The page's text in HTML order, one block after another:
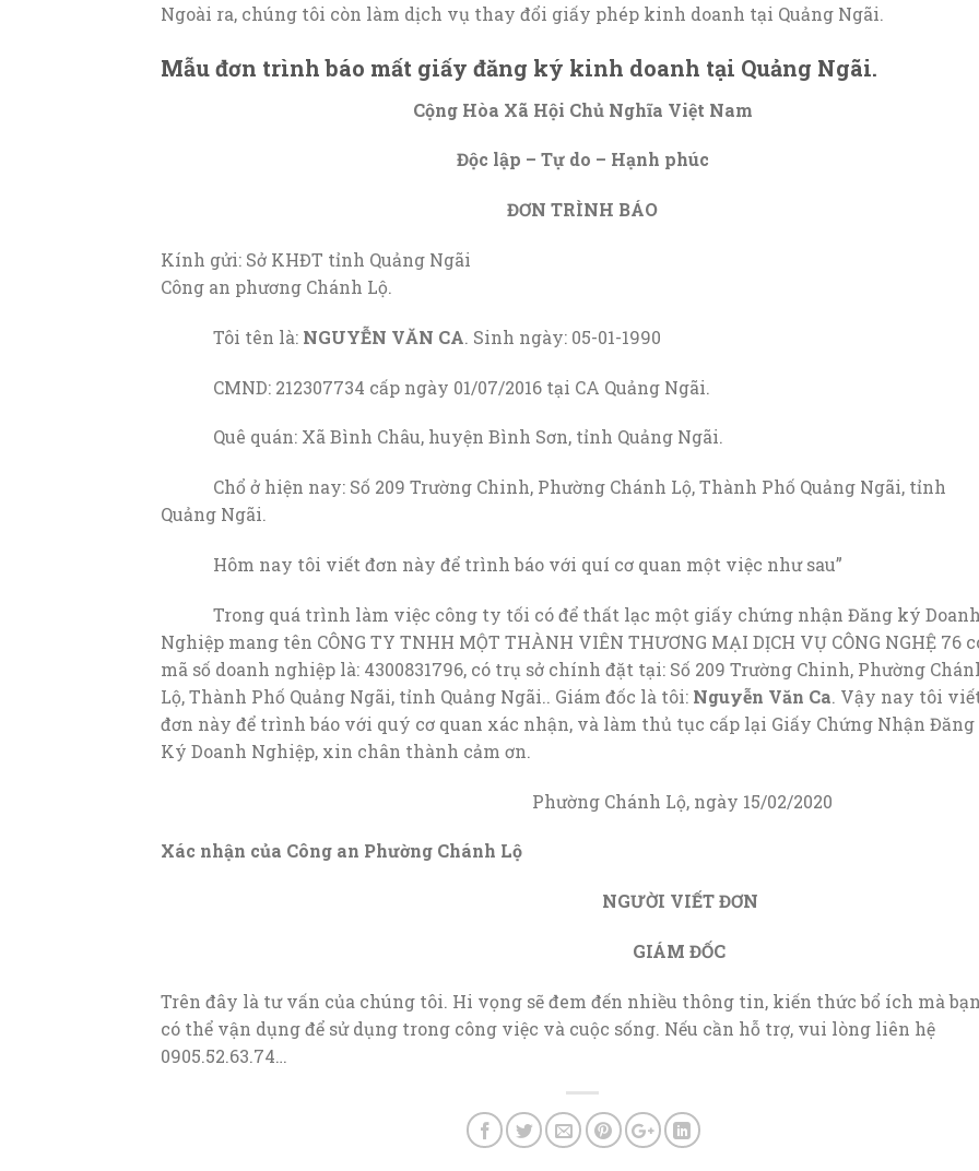
Ngoài ra, chúng tôi còn làm dịch vụ thay đổi giấy phép kinh doanh tại Quảng Ngãi.
Mẫu đơn trình báo mất giấy đăng ký kinh doanh tại Quảng Ngãi.
Cộng Hòa Xã Hội Chủ Nghĩa Việt Nam
Độc lập – Tự do – Hạnh phúc
ĐƠN TRÌNH BÁO
Kính gửi: Sở KHĐT tỉnh Quảng Ngãi
Công an phương Chánh Lộ.
Tôi tên là: NGUYỄN VĂN CA. Sinh ngày: 05-01-1990
CMND: 212307734 cấp ngày 01/07/2016 tại CA Quảng Ngãi.
Quê quán: Xã Bình Châu, huyện Bình Sơn, tỉnh Quảng Ngãi.
Chổ ở hiện nay: Số 209 Trường Chinh, Phường Chánh Lộ, Thành Phố Quảng Ngãi, tỉnh
Quảng Ngãi.
Hôm nay tôi viết đơn này để trình báo với quí cơ quan một việc như sau”
Trong quá trình làm việc công ty tối có để thất lạc một giấy chứng nhận Đăng ký Doanh
Nghiệp mang tên CÔNG TY TNHH MỘT THÀNH VIÊN THƯƠNG MẠI DỊCH VỤ CÔNG NGHỆ 76
mã số doanh nghiệp là: 4300831796, có trụ sở chính đặt tại: Số 209 Trường Chinh, Phường
Lộ, Thành Phố Quảng Ngãi, tỉnh Quảng Ngãi.. Giám đốc là tôi: Nguyễn Văn Ca. Vậy nay tôi
đơn này để trình báo với quý cơ quan xác nhận, và làm thủ tục cấp lại Giấy Chứng Nhận Đăng
Ký Doanh Nghiệp, xin chân thành cảm ơn.
Phường Chánh Lộ, ngày 15/02/2020
Xác nhận của Công an Phường Chánh Lộ
NGƯỜI VIẾT ĐƠN
GIÁM ĐỐC
Trên đây là tư vấn của chúng tôi. Hi vọng sẽ đem đến nhiều thông tin, kiến thức bổ ích mà bạn
có thể vận dụng để sử dụng trong công việc và cuộc sống. Nếu cần hỗ trợ, vui lòng liên hệ
0905.52.63.74…